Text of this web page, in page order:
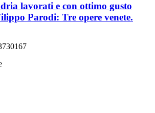
lavorati e con ottimo gusto
Parodi: Tre opere venete.